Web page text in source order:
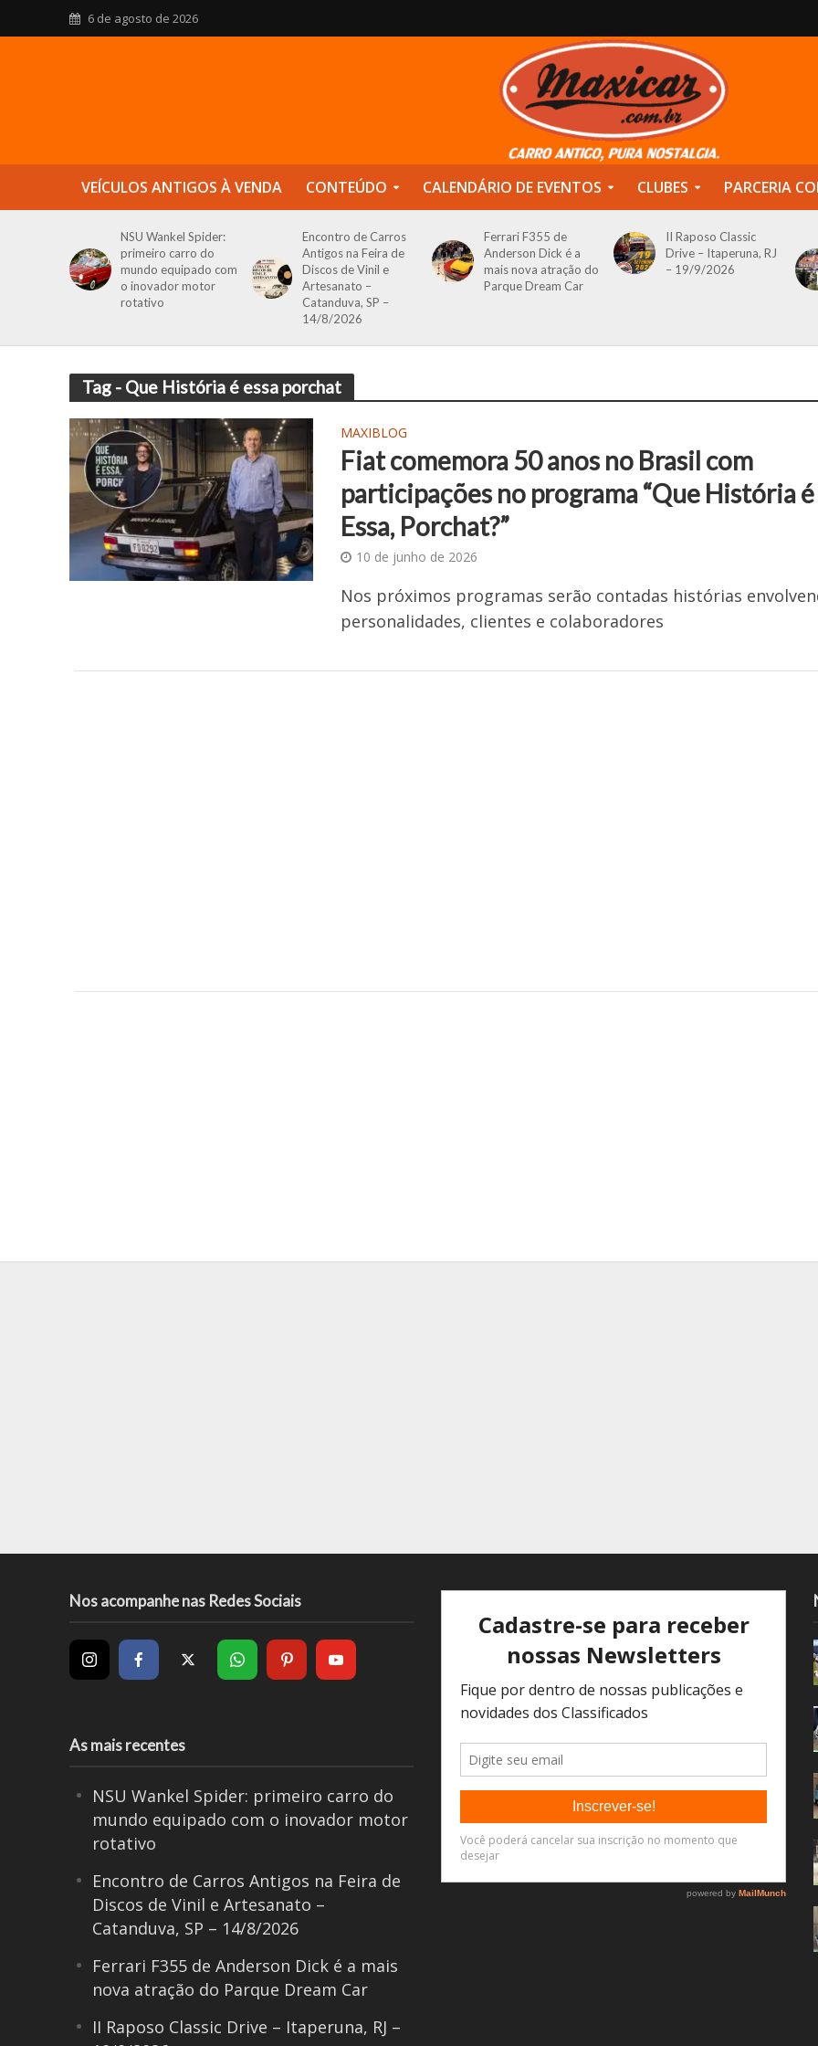
6 de agosto de 2026
VEÍCULOS ANTIGOS À VENDA CONTEÚDO CALENDÁRIO DE EVENTOS CLUBES PARCERIA
NSU Wankel Spider:
primeiro carro do
mundo equipado com
o inovador motor
rotativo
Encontro de Carros
Antigos na Feira de
Discos de Vinil e
Artesanato –
Catanduva, SP –
14/8/2026
Ferrari F355 de
Anderson Dick é a
mais nova atração do
Parque Dream Car
II Raposo Classic
Drive – Itaperuna, RJ
– 19/9/2026
Tag - Que História é essa porchat
MAXIBLOG
Fiat comemora 50 anos no Brasil com
participações no programa “Que História é
Essa, Porchat?”
10 de junho de 2026
Nos próximos programas serão contadas histórias
personalidades, clientes e colaboradores
Nos acompanhe nas Redes Sociais
As mais recentes
NSU Wankel Spider: primeiro carro do
mundo equipado com o inovador motor
rotativo
Encontro de Carros Antigos na Feira de
Discos de Vinil e Artesanato –
Catanduva, SP – 14/8/2026
Ferrari F355 de Anderson Dick é a mais
nova atração do Parque Dream Car
II Raposo Classic Drive – Itaperuna, RJ –